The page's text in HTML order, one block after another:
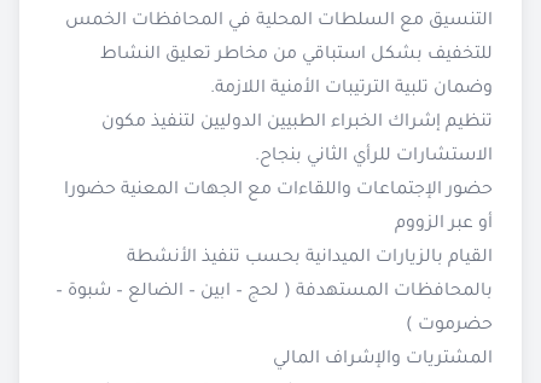
التنسيق مع السلطات المحلية في المحافظات الخمس
للتخفيف بشكل استباقي من مخاطر تعليق النشاط
وضمان تلبية الترتيبات الأمنية اللازمة.
تنظيم إشراك الخبراء الطبيين الدوليين لتنفيذ مكون
الاستشارات للرأي الثاني بنجاح.
حضور الإجتماعات واللقاءات مع الجهات المعنية حضورا
أو عبر الزووم
القيام بالزيارات الميدانية بحسب تنفيذ الأنشطة
بالمحافظات المستهدفة ( لحج – ابين – الضالع – شبوة –
حضرموت )
المشتريات والإشراف المالي